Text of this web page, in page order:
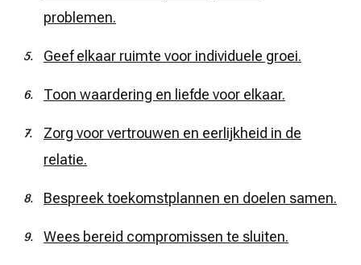
problemen.
Geef elkaar ruimte voor individuele groei.
Toon waardering en liefde voor elkaar.
Zorg voor vertrouwen en eerlijkheid in de
relatie.
Bespreek toekomstplannen en doelen samen.
Wees bereid compromissen te sluiten.